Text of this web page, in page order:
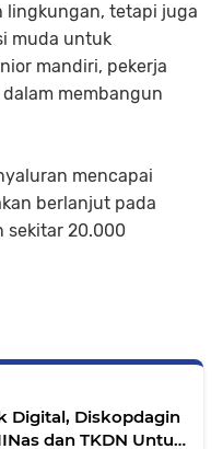
lingkungan, tetapi juga
muda untuk
mandiri, pekerja
membangun
mencapai
berlanjut pada
sekitar 20.000
Digital, Diskopdagin
dan TKDN Untuk